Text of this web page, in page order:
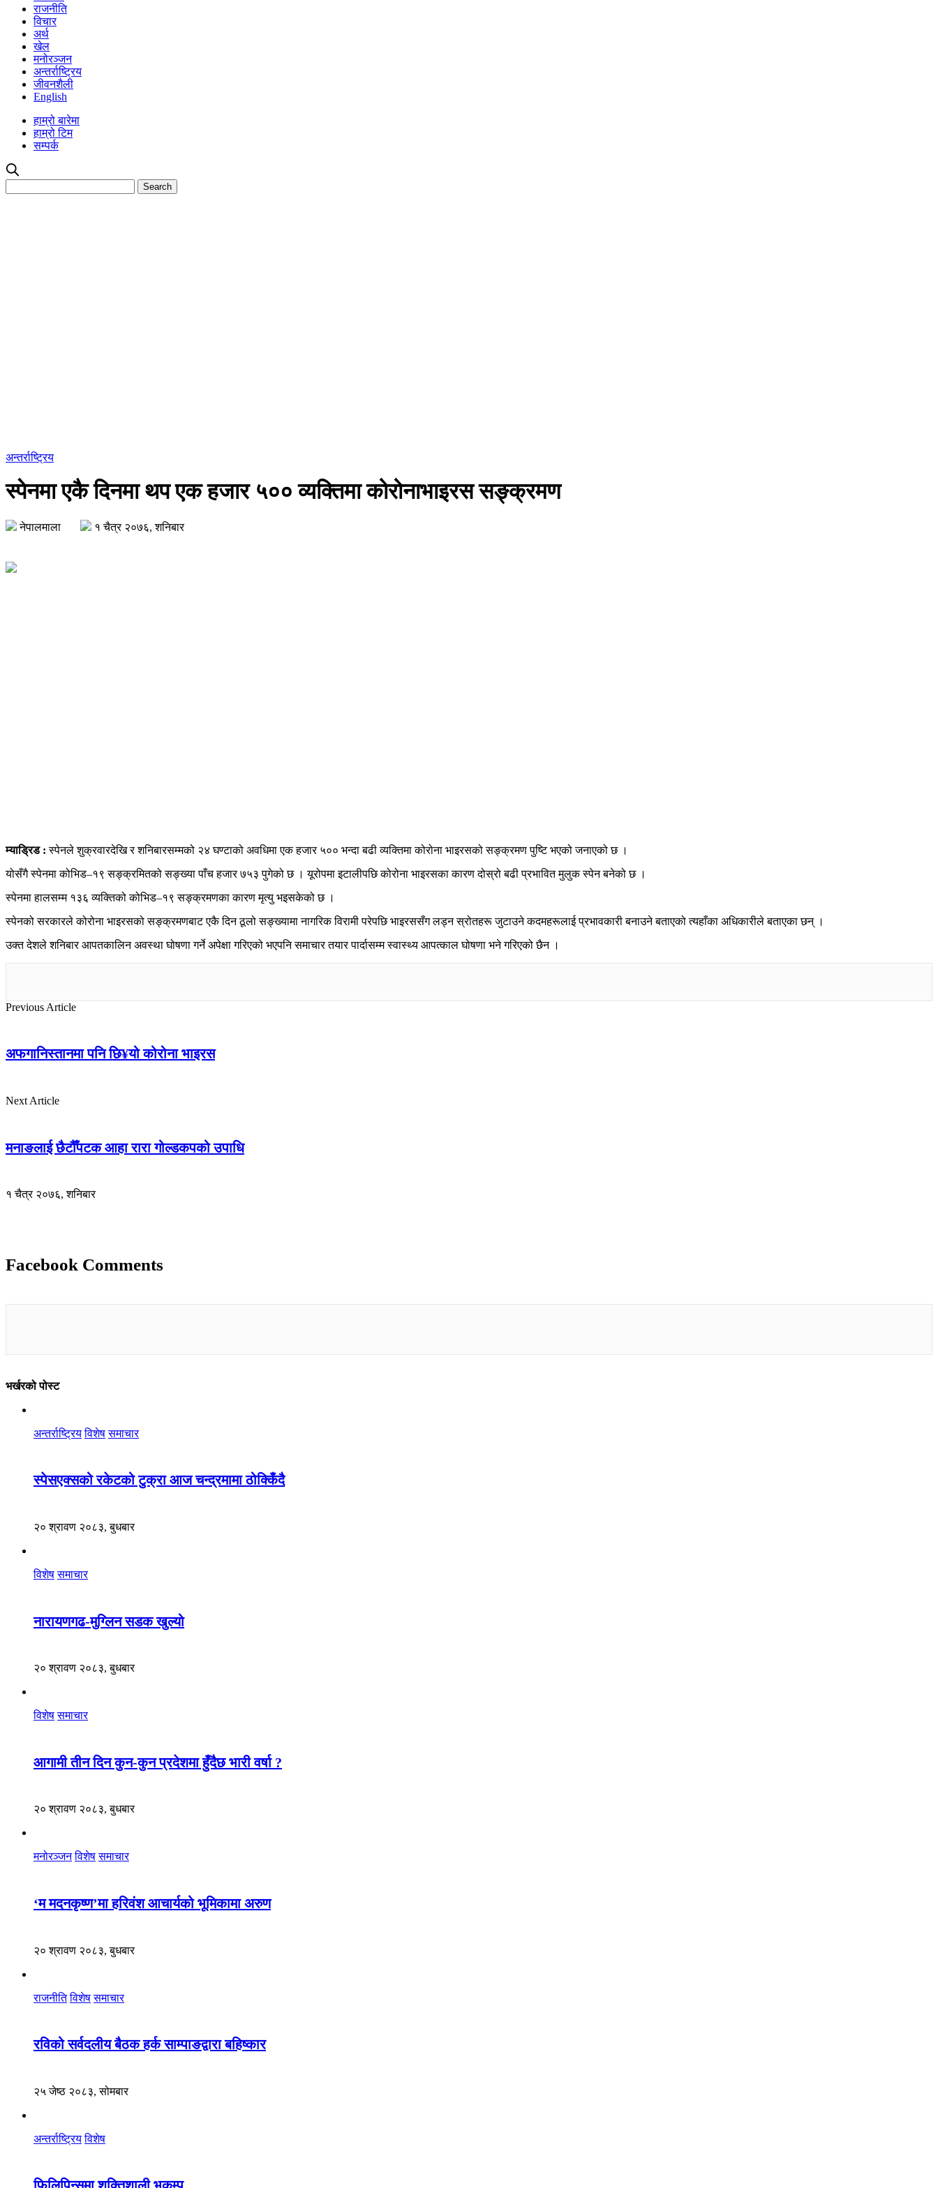
राजनीति
विचार
अर्थ
खेल
मनोरञ्जन
अन्तर्राष्ट्रिय
जीवनशैली
English
हाम्रो बारेमा
हाम्रो टिम
सम्पर्क
अन्तर्राष्ट्रिय
स्पेनमा एकै दिनमा थप एक हजार ५०० व्यक्तिमा कोरोनाभाइरस सङ्क्रमण
नेपालमाला १ चैत्र २०७६, शनिबार
म्याड्रिड : स्पेनले शुक्रवारदेखि र शनिबारसम्मको २४ घण्टाको अवधिमा एक हजार ५०० भन्दा बढी व्यक्तिमा कोरोना भाइरसको सङ्क्रमण पुष्टि भएको जनाएको छ ।
योसँगै स्पेनमा कोभिड–१९ सङ्क्रमितको सङ्ख्या पाँच हजार ७५३ पुगेको छ । यूरोपमा इटालीपछि कोरोना भाइरसका कारण दोस्रो बढी प्रभावित मुलुक स्पेन बनेको छ ।
स्पेनमा हालसम्म १३६ व्यक्तिको कोभिड–१९ सङ्क्रमणका कारण मृत्यु भइसकेको छ ।
स्पेनको सरकारले कोरोना भाइरसको सङ्क्रमणबाट एकै दिन ठूलो सङ्ख्यामा नागरिक विरामी परेपछि भाइरससँग लड्न स्रोतहरू जुटाउने कदमहरूलाई प्रभावकारी बनाउने बताएको त्यहाँका अधिकारीले बताएका छन् ।
उक्त देशले शनिबार आपतकालिन अवस्था घोषणा गर्ने अपेक्षा गरिएको भएपनि समाचार तयार पार्दासम्म स्वास्थ्य आपत्काल घोषणा भने गरिएको छैन ।
Previous Article
अफगानिस्तानमा पनि छि¥यो कोरोना भाइरस
Next Article
मनाङलाई छैटौँपटक आहा रारा गोल्डकपको उपाधि
१ चैत्र २०७६, शनिबार
Facebook Comments
भर्खरको पोस्ट
अन्तर्राष्ट्रिय विशेष समाचार
स्पेसएक्सको रकेटको टुक्रा आज चन्द्रमामा ठोक्किँदै
२० श्रावण २०८३, बुधबार
विशेष समाचार
नारायणगढ-मुग्लिन सडक खुल्यो
२० श्रावण २०८३, बुधबार
विशेष समाचार
आगामी तीन दिन कुन-कुन प्रदेशमा हुँदैछ भारी वर्षा ?
२० श्रावण २०८३, बुधबार
मनोरञ्जन विशेष समाचार
‘म मदनकृष्ण’मा हरिवंश आचार्यको भूमिकामा अरुण
२० श्रावण २०८३, बुधबार
राजनीति विशेष समाचार
रविको सर्वदलीय बैठक हर्क साम्पाङद्वारा बहिष्कार
२५ जेष्ठ २०८३, सोमबार
अन्तर्राष्ट्रिय विशेष